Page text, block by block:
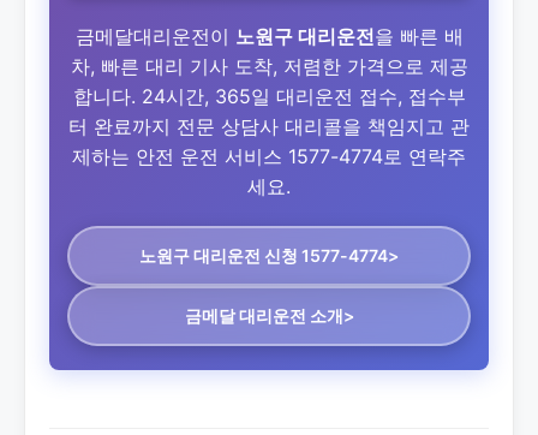
금메달대리운전이 노원구 대리운전을 빠른 배
차, 빠른 대리 기사 도착, 저렴한 가격으로 제공
합니다. 24시간, 365일 대리운전 접수, 접수부
터 완료까지 전문 상담사 대리콜을 책임지고 관
제하는 안전 운전 서비스 1577-4774로 연락주
세요.
노원구 대리운전 신청 1577-4774>
금메달 대리운전 소개>